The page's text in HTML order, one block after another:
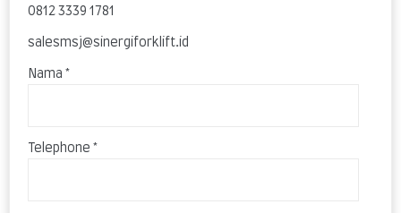
0812 3339 1781
salesmsj@sinergiforklift.id
Nama *
Telephone *